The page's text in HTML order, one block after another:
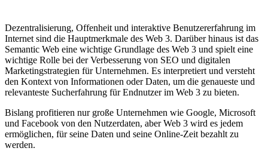
Dezentralisierung, Offenheit und interaktive Benutzererfahrung im
Internet sind die Hauptmerkmale des Web 3. Darüber hinaus ist das
Semantic Web eine wichtige Grundlage des Web 3 und spielt eine
wichtige Rolle bei der Verbesserung von SEO und digitalen
Marketingstrategien für Unternehmen. Es interpretiert und versteht
den Kontext von Informationen oder Daten, um die genaueste und
relevanteste Sucherfahrung für Endnutzer im Web 3 zu bieten.
Bislang profitieren nur große Unternehmen wie Google, Microsoft
und Facebook von den Nutzerdaten, aber Web 3 wird es jedem
ermöglichen, für seine Daten und seine Online-Zeit bezahlt zu
werden.